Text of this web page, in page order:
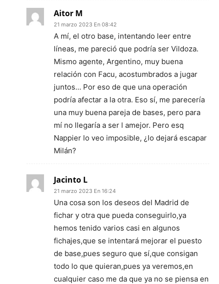
Aitor M
21 marzo 2023 En 08:42
A mí, el otro base, intentando leer entre
líneas, me pareció que podría ser Vildoza.
Mismo agente, Argentino, muy buena
relación con Facu, acostumbrados a jugar
juntos… Por eso de que una operación
podría afectar a la otra. Eso sí, me parecería
una muy buena pareja de bases, pero para
mí no llegaría a ser l amejor. Pero esq
Nappier lo veo imposible, ¿lo dejará escapar
Milán?
Jacinto L
21 marzo 2023 En 16:24
Una cosa son los deseos del Madrid de
fichar y otra que pueda conseguirlo,ya
hemos tenido varios casi en algunos
fichajes,que se intentará mejorar el puesto
de base,pues seguro que sí,que consigan
todo lo que quieran,pues ya veremos,en
cualquier caso me da que ya no se piensa en